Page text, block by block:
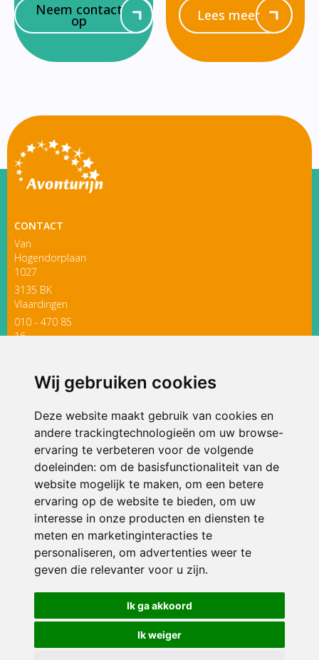
Wij gebruiken cookies
Deze website maakt gebruik van cookies en
andere trackingtechnologieën om uw browse-
ervaring te verbeteren voor de volgende
doeleinden: om de basisfunctionaliteit van de
website mogelijk te maken, om een betere
ervaring op de website te bieden, om uw
interesse in onze producten en diensten te
meten en marketinginteracties te
personaliseren, om advertenties weer te
geven die relevanter voor u zijn.
Ik ga akkoord
Ik weiger
Neem contact
op Lees meer
CONTACT
Van
Hogendorplaan
1027
3135 BK
Vlaardingen
010 - 470 85
16
ONDERDEEL VAN
© 2026 Avonturijn | Alle rechten voorbehouden
Privacy policy|Disclaimer| Klachtenregeling|RSIN en Anbi
voorkeuren
Crealisatie The MindOffice